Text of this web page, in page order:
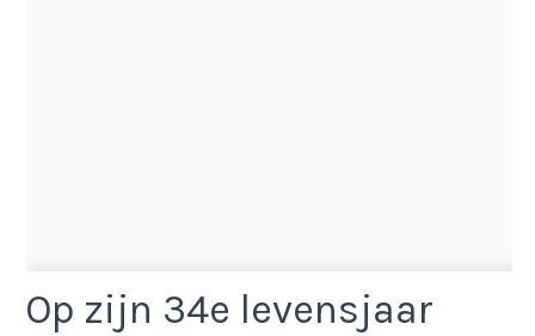
Op zijn 34e levensjaar